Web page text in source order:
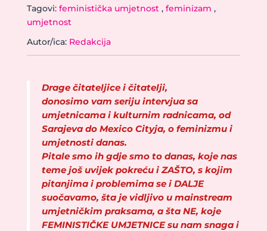
Tagovi: feministička umjetnost, feminizam ,
umjetnost
Autor/ica: Redakcija
Drage čitateljice i čitatelji,
donosimo vam seriju intervjua sa
umjetnicama i kulturnim radnicama, od
Sarajeva do Mexico Cityja, o feminizmu i
umjetnosti danas.
Pitale smo ih gdje smo to danas, koje nas
teme još uvijek pokreću i ZAŠTO, s kojim
pitanjima i problemima se i DALJE
suočavamo, šta je vidljivo u mainstream
umjetničkim praksama, a šta NE, koje
FEMINISTIČKE UMJETNICE su nam snaga i